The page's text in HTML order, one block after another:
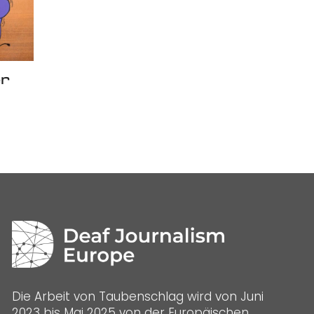
Die Arbeit von Taubenschlag wird von Juni